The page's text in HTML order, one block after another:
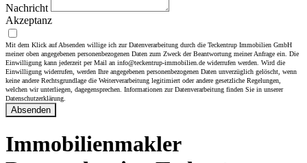
Nachricht
Akzeptanz
Mit dem Klick auf Absenden willige ich zur Datenverarbeitung durch die Teckentrup Immobilien GmbH
meiner oben angegebenen personenbezogenen Daten zum Zweck der Beantwortung meiner Anfrage ein. Die
Einwilligung kann jederzeit per Mail an info@teckentrup-immobilien.de widerrufen werden. Wird die
Einwilligung widerrufen, werden Ihre angegebenen personenbezogenen Daten unverzüglich gelöscht, wenn
keine andere Rechtsgrundlage die Weiterverarbeitung legitimiert oder andere gesetzliche Regelungen,
welchen wir unterliegen, dagegensprechen. Informationen zur Datenverarbeitung finden Sie in unserer
Datenschutzerklärung.
Absenden
Immobilienmakler